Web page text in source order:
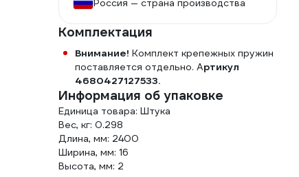
Россия — страна производства
Комплектация
Внимание! Комплект крепежных пружин
поставляется отдельно. Артикул
4680427127533.
Информация об упаковке
Единица товара: Штука
Вес, кг: 0.298
Длина, мм: 2400
Ширина, мм: 16
Высота, мм: 2